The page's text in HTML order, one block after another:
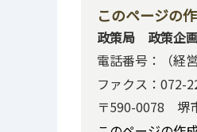
このページの
政策局 政策企
電話番号：（経
ファクス：072-
〒590-0078 堺